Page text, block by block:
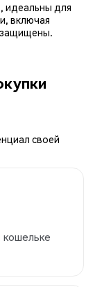
идеальны для
включая
защищены.
своей
кошельке